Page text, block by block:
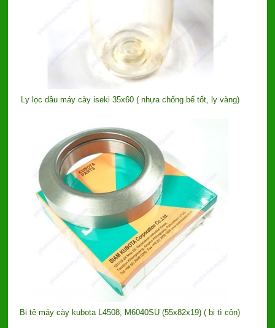
Ly lọc dầu máy cày iseki 35x60 ( nhựa chống bể tốt, ly vàng)
Bi tê máy cày kubota L4508, M6040SU (55x82x19) ( bi tì côn)